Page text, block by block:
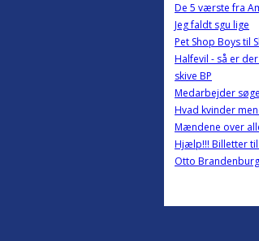
De 5 værste fra
Jeg faldt sgu lige
Pet Shop Boys til
Halfevil - så er
skive BP
Medarbejder
Hvad kvinder
Mændene over
Hjælp!!! Billetter til
Otto